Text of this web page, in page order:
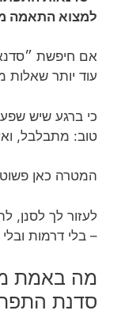
למצוא התאמה
אם חיפשת
עוד יותר
כי ברגע שיש
טוב: מתבלבל,
המטרה כאן
לעזור לך לסנן,
– בלי דרמות
מה באמת
סדנת